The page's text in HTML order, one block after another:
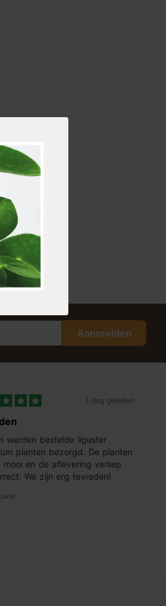
Aanmelden
1 dag geleden
werden bestelde liguster
planten bezorgd. De planten
mooi en de aflevering verliep
We zijn erg tevreden!